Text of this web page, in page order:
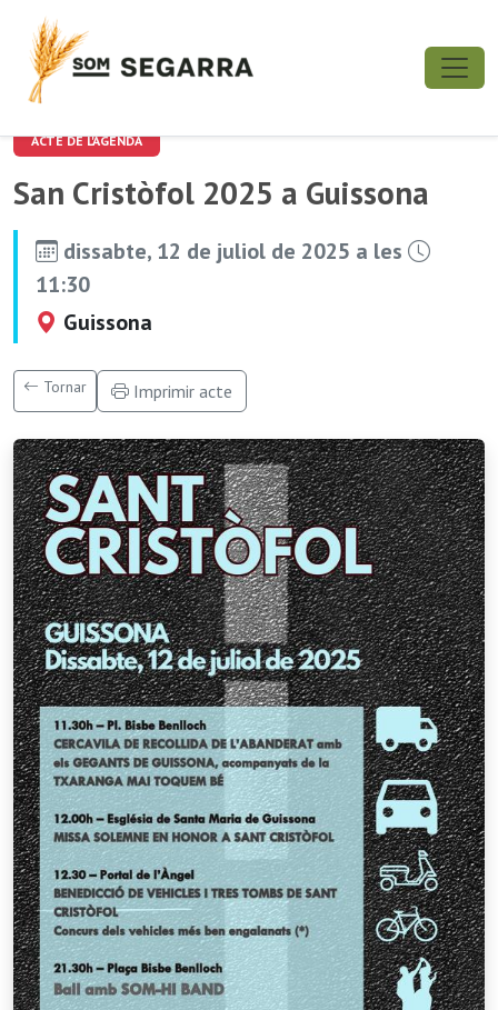
ACTE DE L'AGENDA
San Cristòfol 2025 a Guissona
dissabte, 12 de juliol de 2025 a les
11:30
Guissona
Tornar Imprimir acte